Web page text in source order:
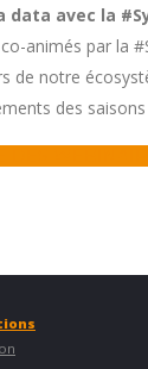
data avec la
animés par la
de notre
des